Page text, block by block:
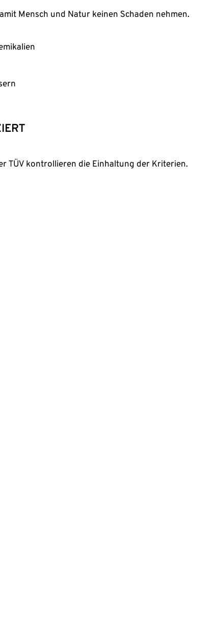
Mensch und Natur keinen Schaden nehmen.
TÜV kontrollieren die Einhaltung der Kriterien.